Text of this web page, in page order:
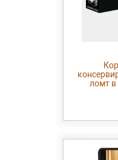
ломт в